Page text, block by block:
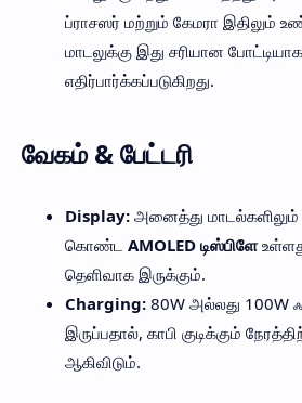
ப்ராசஸர் மற்றும் கேமரா இதிலும்
மாடலுக்கு இது சரியான
எதிர்பார்க்கப்படுகிறது.
வேகம் & பேட்டரி
Display: அனைத்து மாடல்களிலும்
கொண்ட AMOLED டிஸ்பிளே
தெளிவாக இருக்கும்.
Charging: 80W அல்லது 100W
இருப்பதால், காபி குடிக்கும்
ஆகிவிடும்.